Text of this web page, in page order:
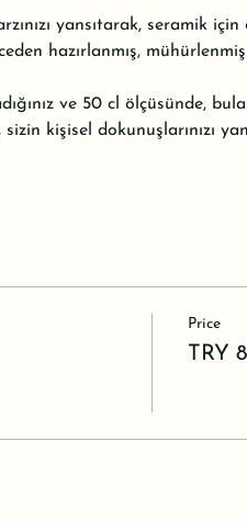
yansıtarak, seramik
hazırlanmış, mühürlenmiş
ve 50 cl ölçüsünde,
sizin kişisel dokunuşlarınızı
Price
TRY